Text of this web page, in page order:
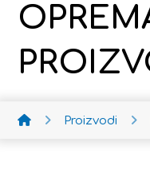
Proizvodi